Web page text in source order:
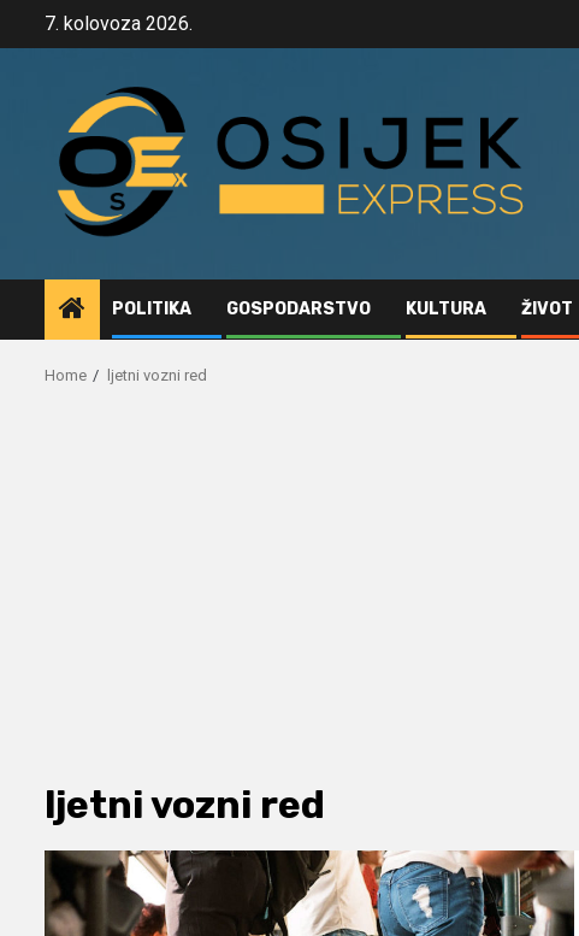
7. kolovoza 2026.
POLITIKA GOSPODARSTVO KULTURA ŽIVOT
Home ljetni vozni red
ljetni vozni red